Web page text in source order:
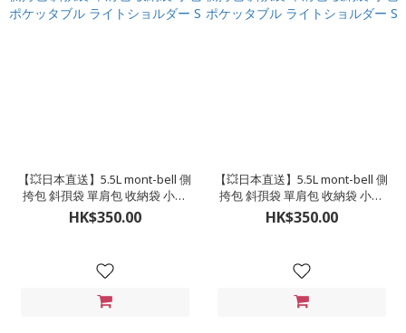
【💥日本直送】5.5L mont-bell 側
挎包 斜孭袋 單肩包 收納袋 小包
ポケッタブル ライトショルダー
S
HK$350.00
【💥日本直送】5.5L mont-bell 側
挎包 斜孭袋 單肩包 收納袋 小包
ポケッタブル ライトショルダー
S
HK$350.00